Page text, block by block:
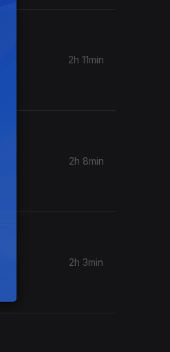
2h 11min
2h 8min
2h 3min